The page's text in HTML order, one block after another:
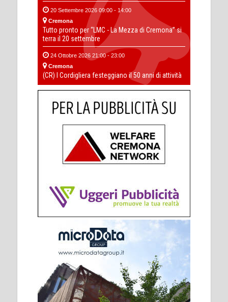
20 Settembre 2026 09:00 - 14:00
Cremona
Tutto pronto per “LMC - La Mezza di Cremona” si
terra il 20 settembre
24 Ottobre 2026 21:00 - 23:00
Cremona
(CR) I Cordigliera festeggiano il 50 anni di attività